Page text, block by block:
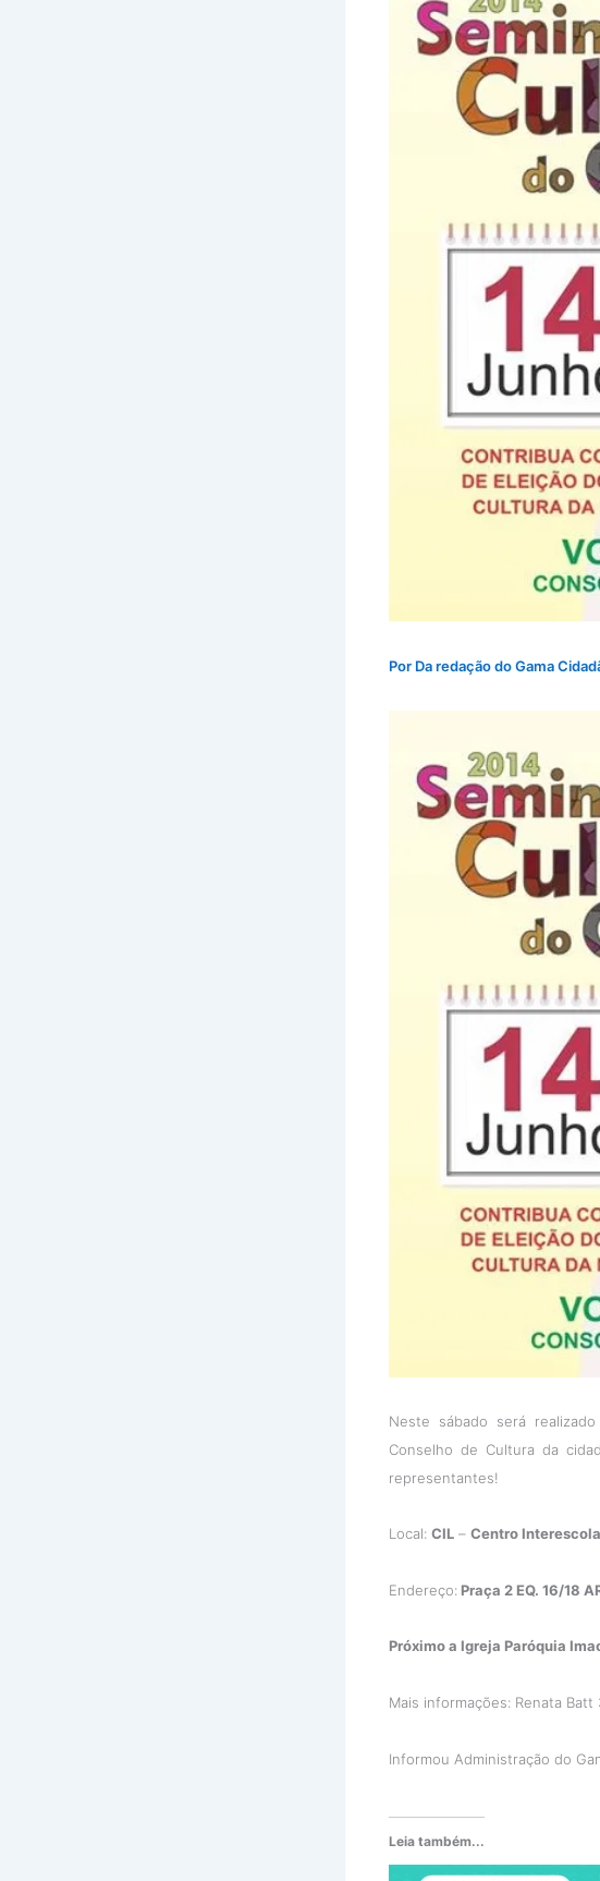
Por Da redação do Gama
Neste sábado será
Conselho de Cultura da
representantes!
Local: CIL – Centro
Endereço: Praça 2 EQ. 16/18
Próximo a Igreja Paróquia
Mais informações: Renata
Informou Administração do
Leia também...